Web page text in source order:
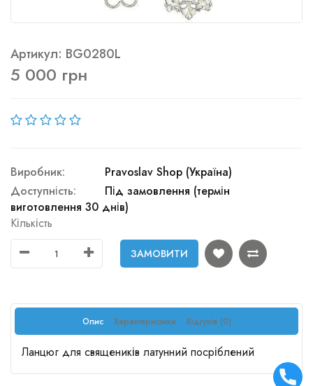
Артикул: BG0280L
5 000 грн
Виробник:
Pravoslav Shop (Україна)
Доступність:
Під замовлення (термін
виготовлення 30 днів)
Кількість
ЗАМОВИТИ
Опис Характеристики Відгуків (0)
Ланцюг для священиків латунний посріблений